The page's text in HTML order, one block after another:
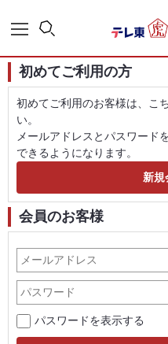
初めてご利用の方
初めてご利用のお客様は、こ
い。
メールアドレスとパスワード
できるようになります。
会員のお客様
パスワードを表示する